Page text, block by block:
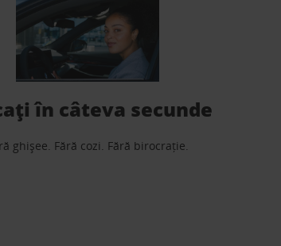
în câteva secunde
ghișee. Fără cozi. Fără birocrație.